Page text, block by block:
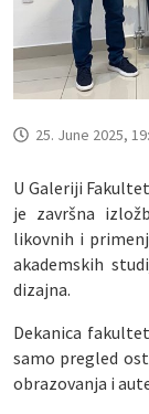
25. June 2025,
U Galeriji
je završna
likovnih i
akademskih
dizajna.
Dekanica
samo pregled
obrazovanja i